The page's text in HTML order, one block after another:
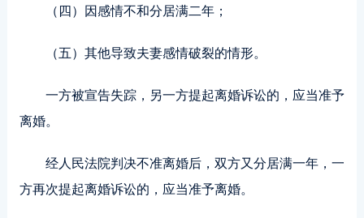
（四）因感情不和分居满二年；
（五）其他导致夫妻感情破裂的情形。
一方被宣告失踪，另一方提起离婚诉讼的，应当准予
离婚。
经人民法院判决不准离婚后，双方又分居满一年，一
方再次提起离婚诉讼的，应当准予离婚。